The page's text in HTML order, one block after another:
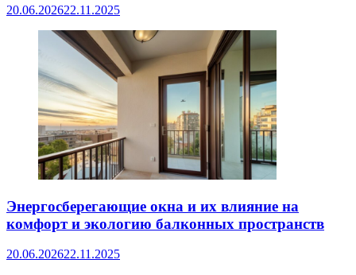
20.06.202622.11.2025
Энергосберегающие окна и их влияние на
комфорт и экологию балконных пространств
20.06.202622.11.2025